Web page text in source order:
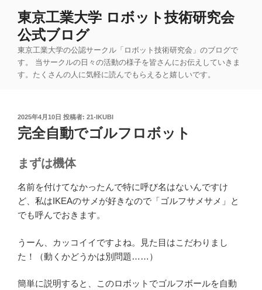
東京工業大学 ロボット技術研究会
公式ブログ
東京工業大学の公認サークル「ロボット技術研究会」のブログで
す。 当サークルの日々の活動の様子を皆さんにお伝えしていきま
す。たくさんの人に気軽に読んでもらえると嬉しいです。
投
稿
日:
2025年4月10日 投稿者: 21-IKUBI
完全自動でゴルフロボット
まずは機体
名前を付けてなかったんで特に呼び名はないんですけ
ど、私はIKEAのサメが好きなので「ゴルフサメサメ」と
でも呼んでおきます。
うーん、カッコイイですよね。見た目はこだわりまし
た！（動くかどうかは別問題……）
簡単に説明すると、このロボットでゴルフボールを自動